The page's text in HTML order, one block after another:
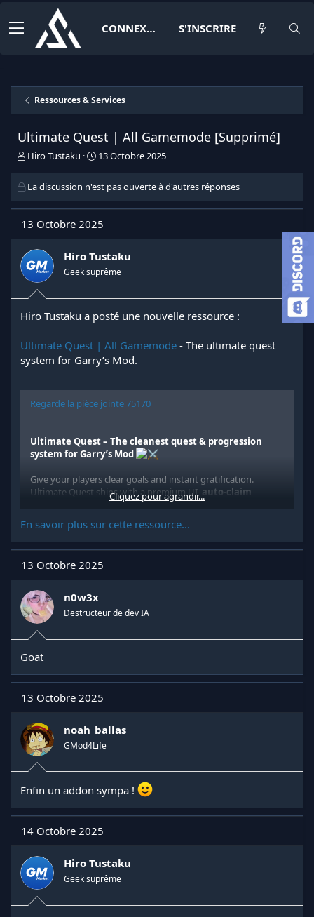
CONNEXION S'INSCRIRE
Ressources & Services
Ultimate Quest | All Gamemode [Supprimé]
I
t
i
a
t
u
r
d
e
a
i
s
c
n
Hiro Tustaku
D
e
d
e
d
b
u
13 Octobre 2025
La discussion n'est pas ouverte à d'autres réponses
13 Octobre 2025
Hiro Tustaku
Geek suprême
Hiro Tustaku a posté une nouvelle ressource :
Ultimate Quest | All Gamemode - The ultimate quest
system for Garry’s Mod.
Regarde la pièce jointe 75170
Ultimate Quest – The cleanest quest & progression
system for Garry’s Mod
Give your players clear goals and instant gratification.
Ultimate Quest ships with a premium UI, auto-claim
, and a simpleconfig-onlysetup. Localization
Key Features
Localization...
Cliquez pour agrandir...
En savoir plus sur cette ressource...
13 Octobre 2025
n0w3x
Destructeur de dev IA
Goat
13 Octobre 2025
noah_ballas
GMod4Life
Enfin un addon sympa !
14 Octobre 2025
Hiro Tustaku
Geek suprême